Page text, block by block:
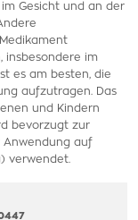
Gesicht und an der
insbesondere im
es am besten, die
aufzutragen. Das
und Kindern
bevorzugt zur
Anwendung auf
verwendet.